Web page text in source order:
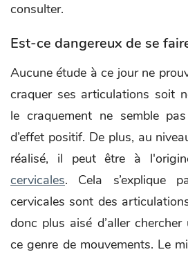
consulter.
Est-ce dangereux de se
Aucune étude à ce jour ne
craquer ses articulations soit
le craquement ne semble
d’effet positif. De plus, au
réalisé, il peut être à
cervicales. Cela s’explique
cervicales sont des
donc plus aisé d’aller
ce genre de mouvements. Le